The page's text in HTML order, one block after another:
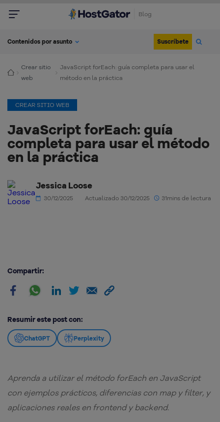
Blog
Contenidos por asunto Suscríbete
Crear sitio
web
JavaScript forEach: guía completa para usar el
método en la práctica
CREAR SITIO WEB
JavaScript forEach: guía
completa para usar el método
en la práctica
Jessica Loose
30/12/2025 Actualizado 30/12/2025 31mins de lectura
Compartir:
Resumir este post con:
ChatGPT Perplexity
Aprenda a utilizar el método forEach en JavaScript
con ejemplos prácticos, diferencias con map y filter, y
aplicaciones reales en frontend y backend.